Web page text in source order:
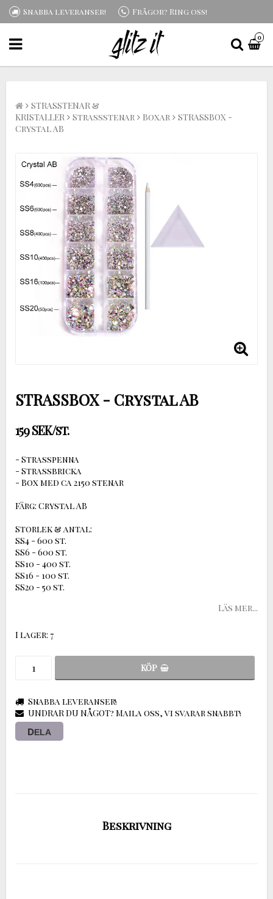
Snabba leveranser! Frågor? Ring oss!
0
STRASSTENAR &
KRISTALLER
Strassstenar Boxar
STRASSBOX -
Crystal AB
STRASSBOX - Crystal AB
159 SEK/st.
- Strasspenna
- Strassbricka
- Box med ca 2150 stenar
Färg: Crystal AB
Storlek & antal:
SS4 - 600 st.
SS6 - 600 st.
SS10 - 400 st.
SS16 - 100 st.
SS20 - 50 st.
Läs mer...
I lager: 7
KÖP
Snabba leveranser!
UNDRAR DU NÅGOT? Maila oss, vi svarar snabbt!
DELA
Beskrivning